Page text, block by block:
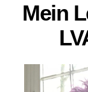
Mein